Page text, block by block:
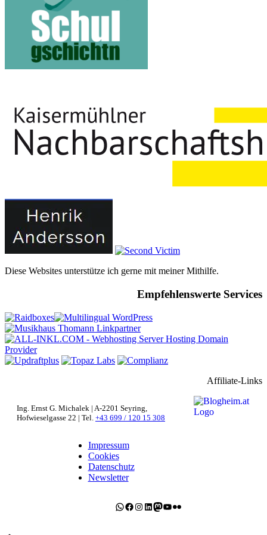
Diese Websites unterstütze ich gerne mit meiner Mithilfe.
Empfehlenswerte Services
Affiliate-Links
Ing. Ernst G. Michalek | A-2201 Seyring,
Hofwieselgasse 22 | Tel. +43 699 / 120 15 308
Impressum
Cookies
Datenschutz
Newsletter
WhatsApp
Facebook
Instagram
LinkedIn
Mastodon
YouTube
Flickr